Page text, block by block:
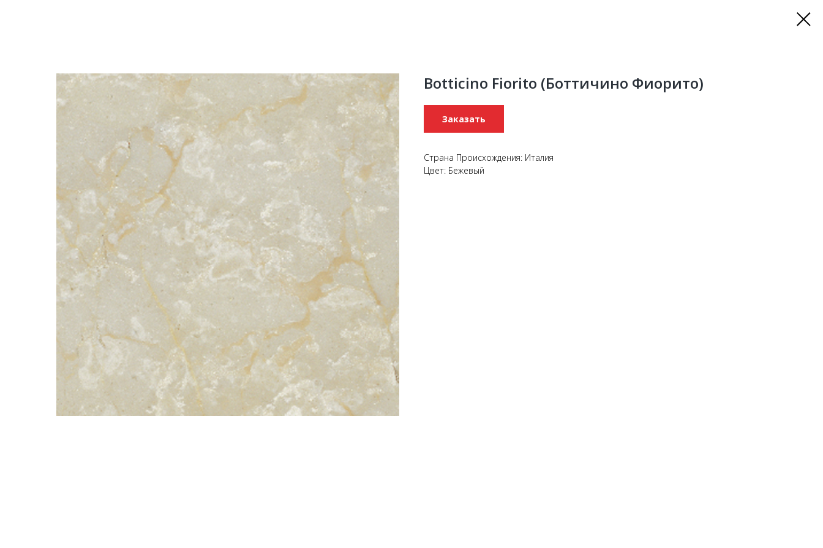
Botticino Fiorito (Боттичино Фиорито)
Заказать
Страна Происхождения: Италия
Цвет: Бежевый